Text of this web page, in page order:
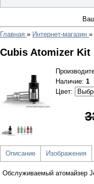
Главная » Интернет-магазин »
Cubis Atomizer Kit
Наличие: 1
Цвет:
Описание Изображения
Обслуживаемый атомайзер